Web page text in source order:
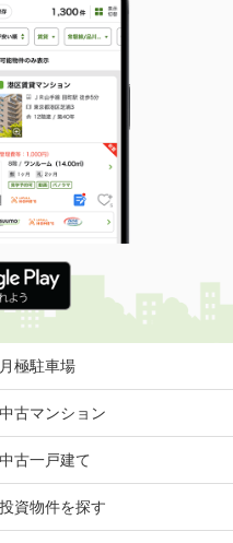
月極駐車場
中古マンション
中古一戸建て
投資物件を探す